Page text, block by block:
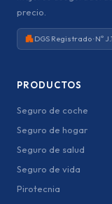
precio.
DGS Registrado · Nº
PRODUCTOS
Seguro de coche
Seguro de hogar
Seguro de salud
Seguro de vida
Pirotecnia